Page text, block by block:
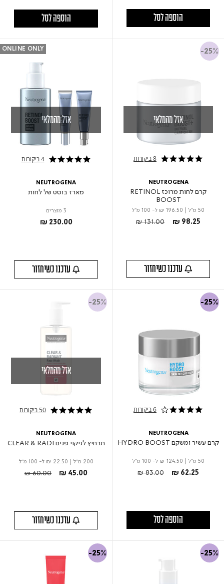
הוספה לסל הוספה לסל
אזל מהמלאי
5.0 star rating 8 ביקורות
-25%
NEUTROGENA
קרם לחות מרוכז RETINOL
BOOST
50 מ"ל ₪ 196.50 ל- 100 מ"ל
₪ 98.25
Price reduced from
₪ 131.00to
אזל מהמלאי
5.0 star rating 4 ביקורות
ONLINE ONLY
NEUTROGENA
מארז בוסט של לחות
3 מוצרים
₪ 230.00
4.0 star rating 6 ביקורות
-25%
NEUTROGENA
קרם עשיר ומשקם HYDRO BOOST
50 מ"ל ₪ 124.50 ל- 100 מ"ל
₪ 62.25
Price reduced from
₪ 83.00to
הוספה לסל
אזל מהמלאי
5.0 star rating 50 ביקורות
-25%
NEUTROGENA
תרחיץ לניקוי פנים CLEAR & RADI
200 מ"ל ₪ 22.50 ל- 100 מ"ל
₪ 45.00
Price reduced from
₪ 60.00to
-25%
-25%